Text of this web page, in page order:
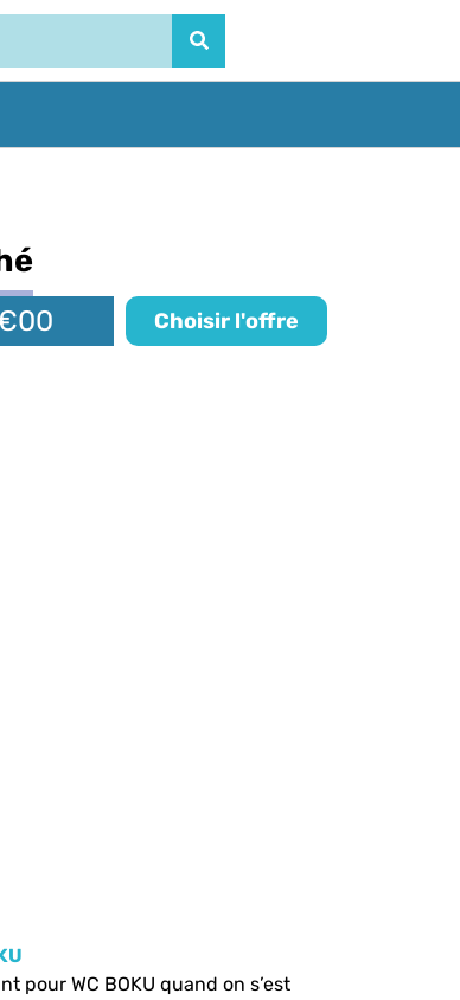
Choisir l'offre
pour WC BOKU quand on s’est